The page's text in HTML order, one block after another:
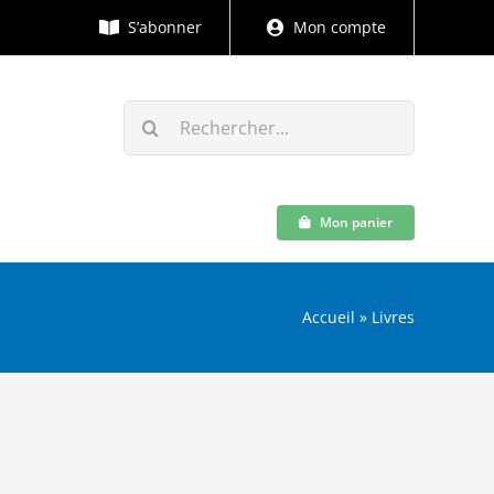
S’abonner Mon compte
Rechercher:
Mon panier
Accueil » Livres